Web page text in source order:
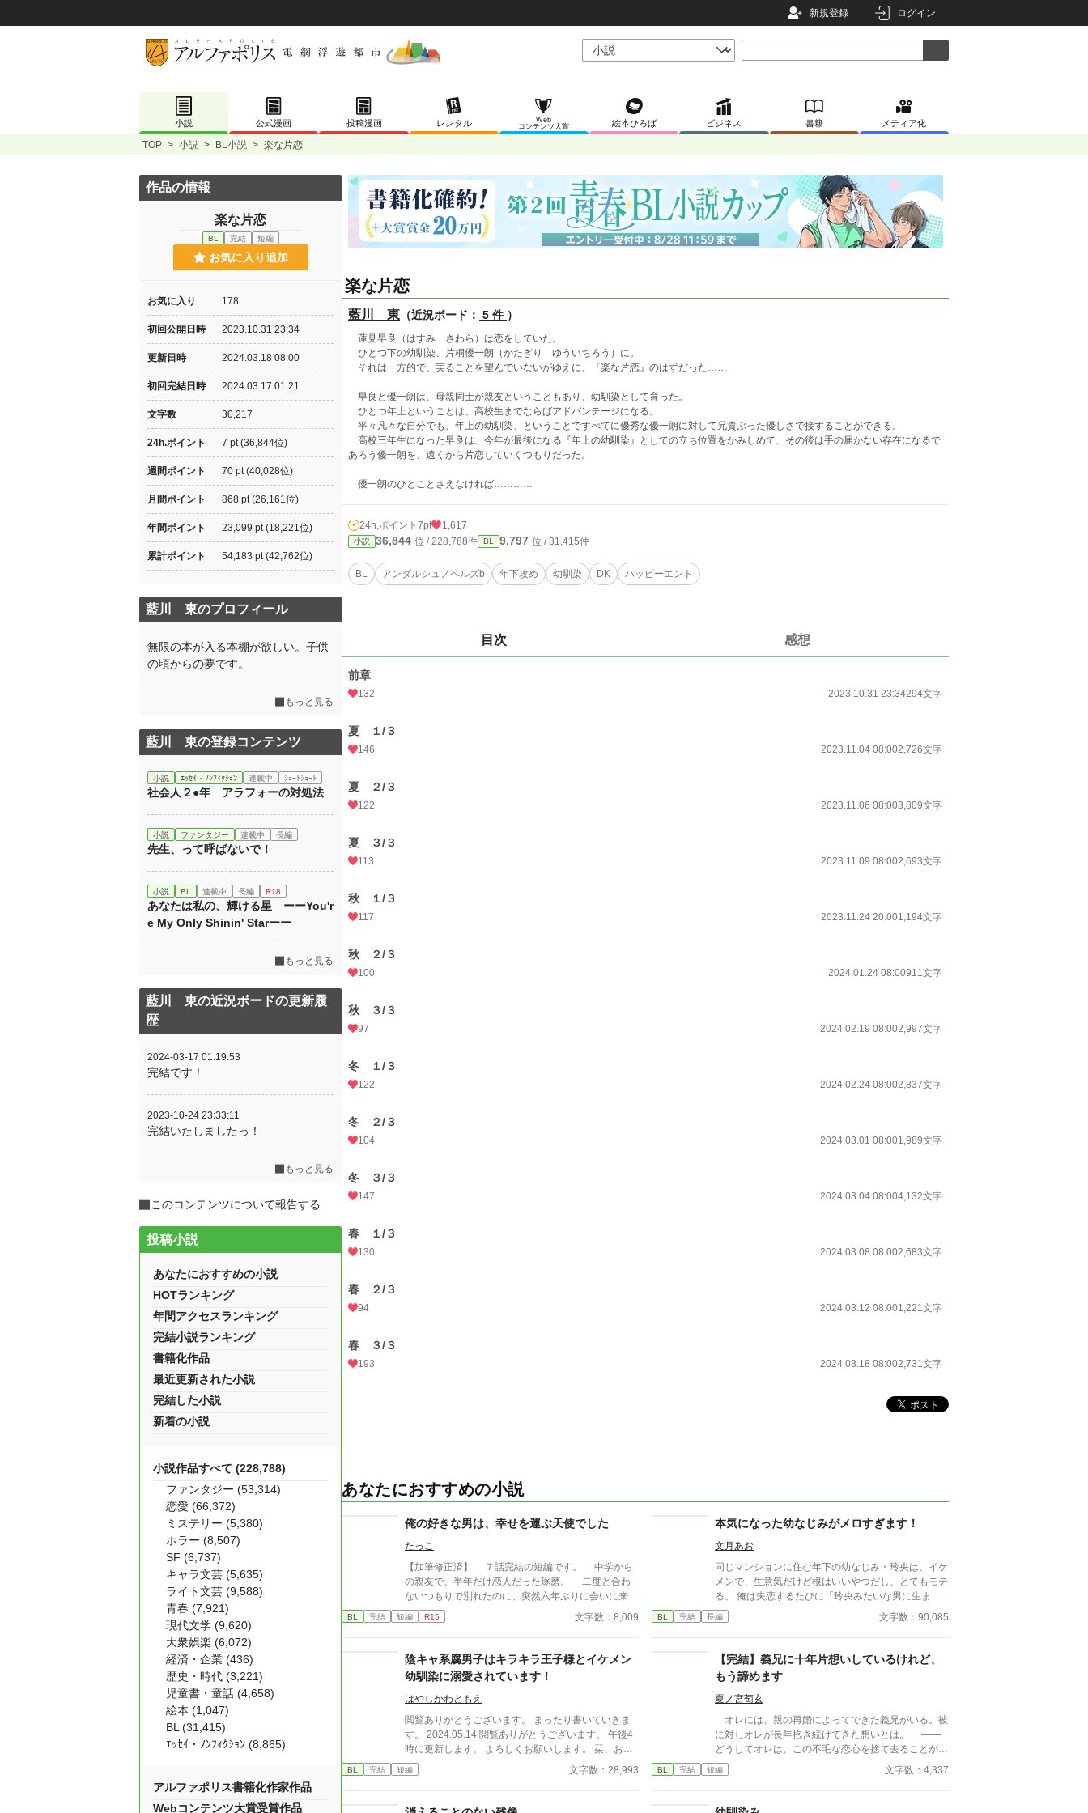
新規登録 ログイン
小説 公式漫画 投稿漫画 レンタル
Web
コンテンツ大賞
絵本ひろば ビジネス 書籍 メディア化
TOP > 小説 > BL小説 > 楽な片恋
楽な片恋
藍川 東 （近況ボード： 5 件 ）
蓮見早良（はすみ さわら）は恋をしていた。
ひとつ下の幼馴染、片桐優一朗（かたぎり ゆういちろう）に。
それは一方的で、実ることを望んでいないがゆえに、『楽な片恋』のはずだった……
早良と優一朗は、母親同士が親友ということもあり、幼馴染として育った。
ひとつ年上ということは、高校生までならばアドバンテージになる。
平々凡々な自分でも、年上の幼馴染、ということですべてに優秀な優一朗に対して兄貴ぶった優しさで接することができる。
高校三年生になった早良は、今年が最後になる『年上の幼馴染』としての立ち位置をかみしめて、その後は手の届かない存在になるで
あろう優一朗を、遠くから片恋していくつもりだった。
優一朗のひとことさえなければ…………
24h.ポイント 7pt 1,617
小説 36,844 位 / 228,788件 BL 9,797 位 / 31,415件
BL アンダルシュノベルズb 年下攻め 幼馴染 DK ハッピーエンド
目次 感想
前章
132 2023.10.31 23:34294文字
夏 １/３
146 2023.11.04 08:002,726文字
夏 ２/３
122 2023.11.06 08:003,809文字
夏 ３/３
113 2023.11.09 08:002,693文字
秋 １/３
117 2023.11.24 20:001,194文字
秋 ２/３
100 2024.01.24 08:00911文字
秋 ３/３
97 2024.02.19 08:002,997文字
冬 １/３
122 2024.02.24 08:002,837文字
冬 ２/３
104 2024.03.01 08:001,989文字
冬 ３/３
147 2024.03.04 08:004,132文字
春 １/３
130 2024.03.08 08:002,683文字
春 ２/３
94 2024.03.12 08:001,221文字
春 ３/３
193 2024.03.18 08:002,731文字
あなたにおすすめの小説
俺の好きな男は、幸せを運ぶ天使でした
たっこ
【加筆修正済】 ７話完結の短編です。 中学から
の親友で、半年だけ恋人だった琢磨。 二度と合わ
ないつもりで別れたのに、突然六年ぶりに会いに来
た。 「優、迎えに来たぞ」 でも俺は、お前の手を
BL 完結 短編 R15 文字数：8,009
本気になった幼なじみがメロすぎます！
文月あお
同じマンションに住む年下の幼なじみ・玲央は、イケ
メンで、生意気だけど根はいいやつだし、とてもモテ
る。 俺は失恋するたびに「玲央みたいな男に生まれ
たかったなぁ」なんて思う。 いいなぁ玲央は。きっ
と俺より経験豊富なんだろうな――と、つい出来心で
ーの？」 その軽率な質問が、俺と玲央の幼なじみラ
イフを、まるっと変えてしまった。 「忘れないで
よ、今日のこと」 「唯くんは俺の隣しかだめだか
ら」 「なんで邪魔してたか、わかんねーの？」 俺と
玲央は幼なじみで。男同士で。生まれたときからずっ
と一緒で。 俺の恋の相手は女の子のはずだし、玲央
の恋の相手は、もっと素敵な人であるはずなのに。
「素数でも数えてなきゃ、俺はふつーにこうなんだ
よ、唯くんといたら」 そんな必死な顔で迫ってくん
BL 完結 長編 文字数：90,085
陰キャ系腐男子はキラキラ王子様とイケメン
幼馴染に溺愛されています！
はやしかわともえ
閲覧ありがとうございます。 まったり書いていきま
す。 2024.05.14 閲覧ありがとうございます。 午後4
時に更新します。 よろしくお願いします。 栞、お気
に入り嬉しいです。 いつもありがとうございます。 2
024.05.29 閲覧ありがとうございます。 m(_ _)m 明日
す。 とても嬉しいです。 明後日より新作が始まりま
BL 完結 短編 文字数：28,993
【完結】義兄に十年片想いしているけれど、
もう諦めます
夏ノ宮萄玄
オレには、親の再婚によってできた義兄がいる。彼
に対しオレが長年抱き続けてきた想いとは。 ――
どうしてオレは、この不毛な恋心を捨て去ることがで
きないのだろう。 懊悩する義弟の桧理（かいり）
に訪れた終わり。 義兄×義弟。美形で穏やかな社会
考の義弟の話。短編小説です。
BL 完結 短編 文字数：4,337
作品の情報
楽な片恋
BL 完結 短編
お気に入り追加
お気に入り 178
初回公開日時 2023.10.31 23:34
更新日時 2024.03.18 08:00
初回完結日時 2024.03.17 01:21
文字数 30,217
24h.ポイント 7 pt (36,844位)
週間ポイント 70 pt (40,028位)
月間ポイント 868 pt (26,161位)
年間ポイント 23,099 pt (18,221位)
累計ポイント 54,183 pt (42,762位)
藍川 東のプロフィール
無限の本が入る本棚が欲しい。子供
の頃からの夢です。
もっと見る
藍川 東の登録コンテンツ
小説 ｴｯｾｲ・ﾉﾝﾌｨｸｼｮﾝ 連載中 ｼｮｰﾄｼｮｰﾄ
社会人２●年 アラフォーの対処法
小説 ファンタジー 連載中 長編
先生、って呼ばないで！
小説 BL 連載中 長編 R18
あなたは私の、輝ける星 ーーYou'r
e My Only Shinin' Starーー
もっと見る
藍川 東の近況ボードの更新履
歴
2024-03-17 01:19:53
完結です！
2023-10-24 23:33:11
完結いたしましたっ！
もっと見る
このコンテンツについて報告する
投稿小説
あなたにおすすめの小説
HOTランキング
年間アクセスランキング
完結小説ランキング
書籍化作品
最近更新された小説
完結した小説
新着の小説
小説作品すべて (228,788)
ファンタジー (53,314)
恋愛 (66,372)
ミステリー (5,380)
ホラー (8,507)
SF (6,737)
キャラ文芸 (5,635)
ライト文芸 (9,588)
青春 (7,921)
現代文学 (9,620)
大衆娯楽 (6,072)
経済・企業 (436)
歴史・時代 (3,221)
児童書・童話 (4,658)
絵本 (1,047)
BL (31,415)
ｴｯｾｲ・ﾉﾝﾌｨｸｼｮﾝ (8,865)
アルファポリス書籍化作家作品
Webコンテンツ大賞受賞作品